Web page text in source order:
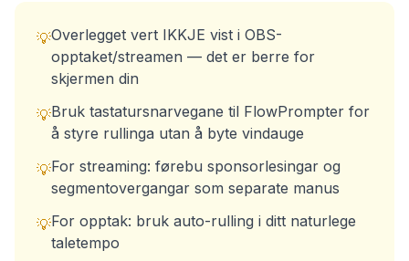
💡Overlegget vert IKKJE vist i OBS-
opptaket/streamen — det er berre for
skjermen din
💡Bruk tastatursnarvegane til FlowPrompter for
å styre rullinga utan å byte vindauge
💡For streaming: førebu sponsorlesingar og
segmentovergangar som separate manus
💡For opptak: bruk auto-rulling i ditt naturlege
taletempo